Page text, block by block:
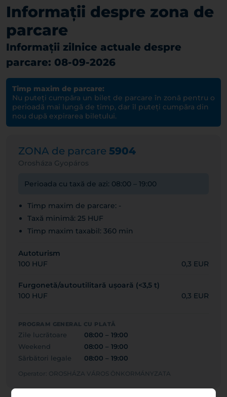
Informații despre zona de
parcare
Informații zilnice actuale despre
parcare: 08-09-2026
Timp maxim de parcare:
Nu puteți cumpăra un bilet de parcare în zonă pentru o
perioadă mai lungă de timp, dar îl puteți cumpăra din
nou după expirarea biletului.
ZONA de parcare 5904
Orosháza Gyopáros
Perioada cu taxă de azi: 08:00 – 19:00
Timp maxim de parcare: -
Taxă minimă: 25 HUF
Timp maxim taxabil: 360 min
Autoturism
100 HUF
0,3 EUR
Furgonetă/autoutilitară ușoară (<3,5 t)
100 HUF
0,3 EUR
PROGRAM GENERAL CU PLATĂ
Zile lucrătoare
08:00 – 19:00
Weekend
08:00 – 19:00
Sărbători legale
08:00 – 19:00
Operator: OROSHÁZA VÁROS ÖNKORMÁNYZATA